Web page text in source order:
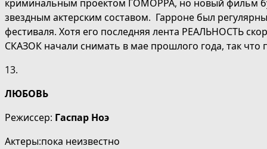
криминальным проектом ГОМОРРА, но новый фильм
звездным актерским составом. Гарроне был
фестиваля. Хотя его последняя лента РЕАЛЬНОСТЬ
СКАЗОК начали снимать в мае прошлого года, так
13.
ЛЮБОВЬ
Режиссер: Гаспар Ноэ
Актеры:пока неизвестно